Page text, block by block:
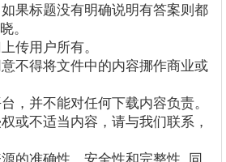
果标题没有明确说明有答案则都
。
传用户所有。
不得将文件中的内容挪作商业或
，并不能对任何下载内容负责。
或不适当内容，请与我们联系，